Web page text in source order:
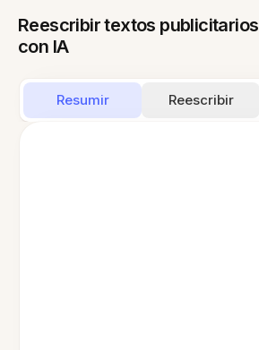
Reescribir textos publicitarios
con IA
Resumir Reescribir